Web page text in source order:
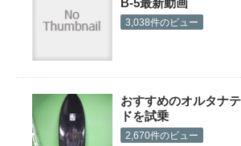
3,038件のビュー
おすすめのオルタナ
ドを試乗
2,670件のビュー